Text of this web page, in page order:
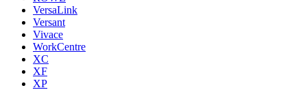
VersaLink
Versant
Vivace
WorkCentre
XC
XF
XP